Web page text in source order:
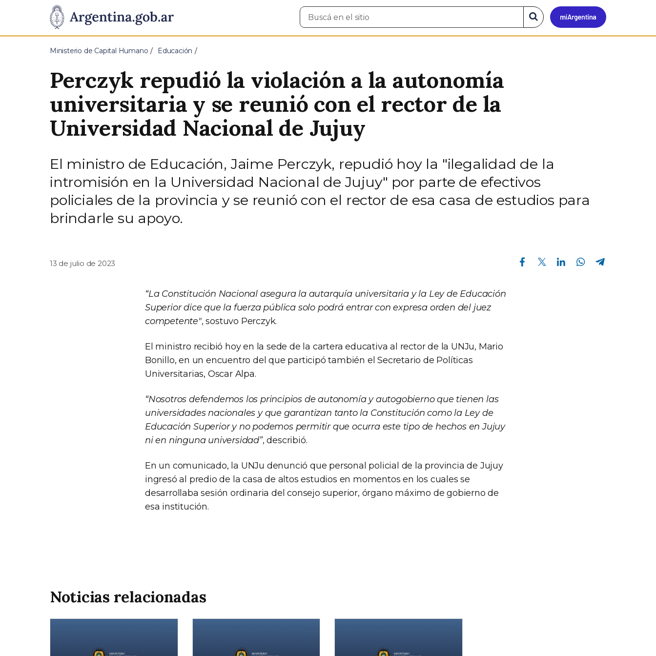
Presidencia
de
Pasar al contenido principal
Mi
Buscar
en
Buscar
en
el
Ministerio de Capital Humano Educación
Perczyk repudió la violación a la autonomía
universitaria y se reunió con el rector de la
Universidad Nacional de Jujuy
El ministro de Educación, Jaime Perczyk, repudió hoy la "ilegalidad de la
intromisión en la Universidad Nacional de Jujuy" por parte de efectivos
policiales de la provincia y se reunió con el rector de esa casa de estudios para
brindarle su apoyo.
13 de julio de 2023
Compartir en Facebook Compartir en Twitter Compartir en Linkedin Compartir en Whatsapp
“La Constitución Nacional asegura la autarquía universitaria y la Ley de Educación
Superior dice que la fuerza pública solo podrá entrar con expresa orden del juez
competente", sostuvo Perczyk.
El ministro recibió hoy en la sede de la cartera educativa al rector de la UNJu, Mario
Bonillo, en un encuentro del que participó también el Secretario de Políticas
Universitarias, Oscar Alpa.
“Nosotros defendemos los principios de autonomía y autogobierno que tienen las
universidades nacionales y que garantizan tanto la Constitución como la Ley de
Educación Superior y no podemos permitir que ocurra este tipo de hechos en Jujuy
ni en ninguna universidad”, describió.
En un comunicado, la UNJu denunció que personal policial de la provincia de Jujuy
ingresó al predio de la casa de altos estudios en momentos en los cuales se
desarrollaba sesión ordinaria del consejo superior, órgano máximo de gobierno de
esa institución.
Noticias relacionadas